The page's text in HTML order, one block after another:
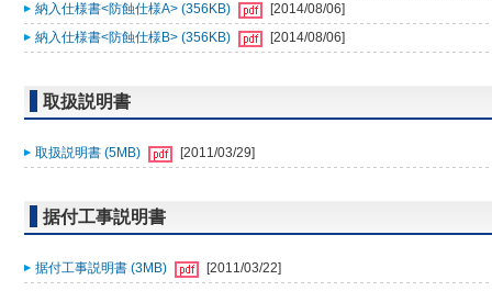
納入仕様書<防蝕仕様A> (356KB)
[2014/08/06]
納入仕様書<防蝕仕様B> (356KB)
[2014/08/06]
取扱説明書
取扱説明書 (5MB) [2011/03/29]
据付工事説明書
据付工事説明書 (3MB) [2011/03/22]